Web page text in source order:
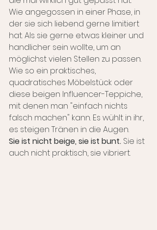
Wie angegossen in einer Phase, in
der sie sich liebend gerne limitiert
hat. Als sie gerne etwas kleiner und
handlicher sein wollte, um an
möglichst vielen Stellen zu passen.
Wie so ein praktisches,
quadratisches Möbelstück oder
diese beigen Influencer-Teppiche,
mit denen man "einfach nichts
falsch machen" kann. Es wühlt in ihr,
es steigen Tränen in die Augen.
Sie ist nicht beige, sie ist bunt. Sie ist
auch nicht praktisch, sie vibriert.